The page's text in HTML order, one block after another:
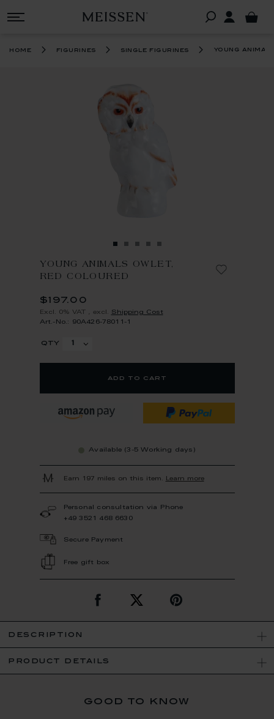
home figurines single figurines young
YOUNG ANIMALS OWLET,
RED COLOURED
$197.00
Excl. 0% VAT excl. Shipping Cost
Art.-No.: 90A426-78011-1
qty
add to cart
Available (3-5 Working days)
Earn 197 miles on this item. Learn more
Personal consultation via Phone
+49 3521 468 6630
Secure Payment
Free gift box
description
product details
good to know